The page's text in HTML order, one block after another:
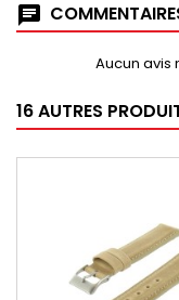
Aucun avis
16 AUTRES